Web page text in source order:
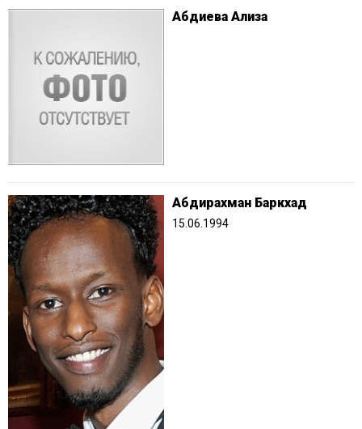
Абдиева Ализа
Абдирахман Баркхад
15.06.1994